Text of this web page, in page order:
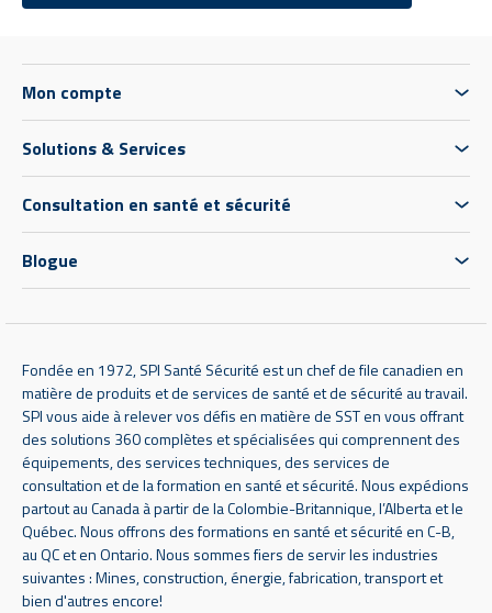
Mon compte
Solutions & Services
Consultation en santé et sécurité
Blogue
Fondée en 1972, SPI Santé Sécurité est un chef de file canadien en
matière de produits et de services de santé et de sécurité au travail.
SPI vous aide à relever vos défis en matière de SST en vous offrant
des solutions 360 complètes et spécialisées qui comprennent des
équipements, des services techniques, des services de
consultation et de la formation en santé et sécurité. Nous expédions
partout au Canada à partir de la Colombie-Britannique, l’Alberta et le
Québec. Nous offrons des formations en santé et sécurité en C-B,
au QC et en Ontario. Nous sommes fiers de servir les industries
suivantes : Mines, construction, énergie, fabrication, transport et
bien d'autres encore!